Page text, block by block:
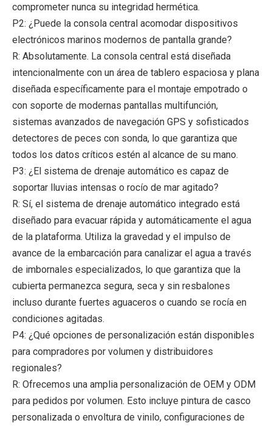
comprometer nunca su integridad hermética.
P2: ¿Puede la consola central acomodar dispositivos
electrónicos marinos modernos de pantalla grande?
R: Absolutamente. La consola central está diseñada
intencionalmente con un área de tablero espaciosa y plana
diseñada específicamente para el montaje empotrado o
con soporte de modernas pantallas multifunción,
sistemas avanzados de navegación GPS y sofisticados
detectores de peces con sonda, lo que garantiza que
todos los datos críticos estén al alcance de su mano.
P3: ¿El sistema de drenaje automático es capaz de
soportar lluvias intensas o rocío de mar agitado?
R: Sí, el sistema de drenaje automático integrado está
diseñado para evacuar rápida y automáticamente el agua
de la plataforma. Utiliza la gravedad y el impulso de
avance de la embarcación para canalizar el agua a través
de imbornales especializados, lo que garantiza que la
cubierta permanezca segura, seca y sin resbalones
incluso durante fuertes aguaceros o cuando se rocía en
condiciones agitadas.
P4: ¿Qué opciones de personalización están disponibles
para compradores por volumen y distribuidores
regionales?
R: Ofrecemos una amplia personalización de OEM y ODM
para pedidos por volumen. Esto incluye pintura de casco
personalizada o envoltura de vinilo, configuraciones de